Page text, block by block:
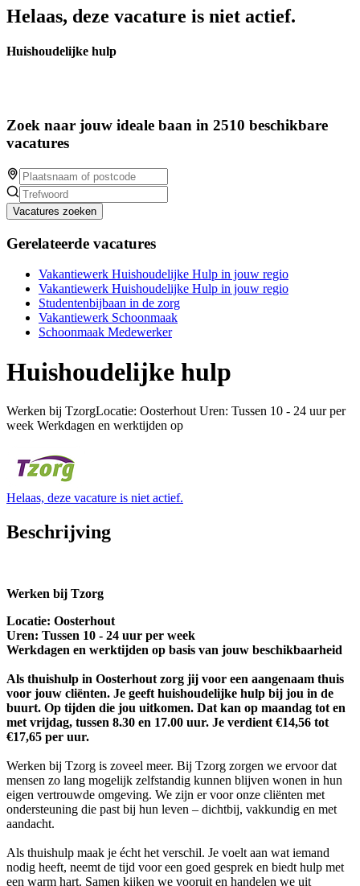
Helaas, deze vacature is niet actief.
Huishoudelijke hulp
Zoek naar jouw ideale baan in 2510 beschikbare
vacatures
Vacatures zoeken
Gerelateerde vacatures
Vakantiewerk Huishoudelijke Hulp in jouw regio
Vakantiewerk Huishoudelijke Hulp in jouw regio
Studentenbijbaan in de zorg
Vakantiewerk Schoonmaak
Schoonmaak Medewerker
Huishoudelijke hulp
Werken bij TzorgLocatie: Oosterhout Uren: Tussen 10 - 24 uur per
week Werkdagen en werktijden op
Helaas, deze vacature is niet actief.
Beschrijving
Werken bij Tzorg
Locatie: Oosterhout
Uren: Tussen 10 - 24 uur per week
Werkdagen en werktijden op basis van jouw beschikbaarheid
Als thuishulp in Oosterhout zorg jij voor een aangenaam thuis
voor jouw cliënten. Je geeft huishoudelijke hulp bij jou in de
buurt. Op tijden die jou uitkomen. Dat kan op maandag tot en
met vrijdag, tussen 8.30 en 17.00 uur. Je verdient €14,56 tot
€17,65 per uur.
Werken bij Tzorg is zoveel meer. Bij Tzorg zorgen we ervoor dat
mensen zo lang mogelijk zelfstandig kunnen blijven wonen in hun
eigen vertrouwde omgeving. We zijn er voor onze cliënten met
ondersteuning die past bij hun leven – dichtbij, vakkundig en met
aandacht.
Als thuishulp maak je écht het verschil. Je voelt aan wat iemand
nodig heeft, neemt de tijd voor een goed gesprek en biedt hulp met
een warm hart. Samen kijken we vooruit en handelen we uit